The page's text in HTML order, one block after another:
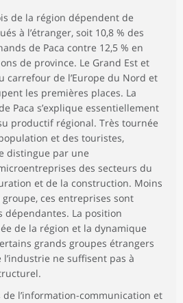
de la région dépendent de
à l’étranger, soit 10,8 % des
de Paca contre 12,5 % en
de province. Le Grand Est et
carrefour de l’Europe du Nord et
les premières places. La
Paca s’explique essentiellement
productif régional. Très tournée
et des touristes,
distingue par une
des secteurs du
et de la construction. Moins
ces entreprises sont
dépendantes. La position
de la région et la dynamique
grands groupes étrangers
ne suffisent pas à
de l’information-communication et